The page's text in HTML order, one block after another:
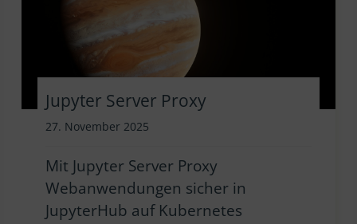
Jupyter Server Proxy
27. November 2025
Mit Jupyter Server Proxy
Webanwendungen sicher in
JupyterHub auf Kubernetes